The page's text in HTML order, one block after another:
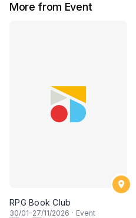
More from Event
RPG Book Club
30/01–27/11/2026 · Event